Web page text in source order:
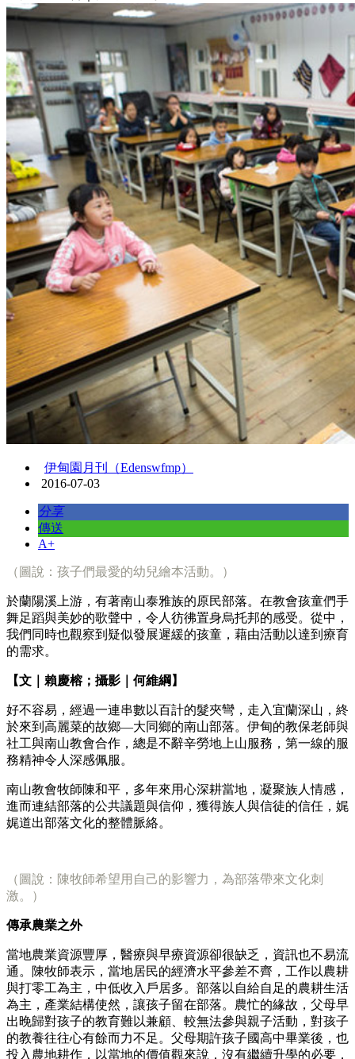
伊甸園月刊（Edenswfmp）
2016-07-03
分享
傳送
A+
（圖說：孩子們最愛的幼兒繪本活動。）
於蘭陽溪上游，有著南山泰雅族的原民部落。在教會孩童們手
舞足蹈與美妙的歌聲中，令人彷彿置身烏托邦的感受。從中，
我們同時也觀察到疑似發展遲緩的孩童，藉由活動以達到療育
的需求。
【文｜賴慶榕；攝影｜何維綱】
好不容易，經過一連串數以百計的髮夾彎，走入宜蘭深山，終
於來到高麗菜的故鄉—大同鄉的南山部落。伊甸的教保老師與
社工與南山教會合作，總是不辭辛勞地上山服務，第一線的服
務精神令人深感佩服。
南山教會牧師陳和平，多年來用心深耕當地，凝聚族人情感，
進而連結部落的公共議題與信仰，獲得族人與信徒的信任，娓
娓道出部落文化的整體脈絡。
（圖說：陳牧師希望用自己的影響力，為部落帶來文化刺
激。）
傳承農業之外
當地農業資源豐厚，醫療與早療資源卻很缺乏，資訊也不易流
通。陳牧師表示，當地居民的經濟水平參差不齊，工作以農耕
與打零工為主，中低收入戶居多。部落以自給自足的農耕生活
為主，產業結構使然，讓孩子留在部落。農忙的緣故，父母早
出晚歸對孩子的教育難以兼顧、較無法參與親子活動，對孩子
的教養往往心有餘而力不足。父母期許孩子國高中畢業後，也
投入農地耕作，以當地的價值觀來說，沒有繼續升學的必要，